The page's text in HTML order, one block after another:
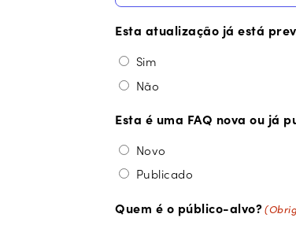
Esta atualização já está
Sim
Não
Esta é uma FAQ nova ou já
Novo
Publicado
Quem é o público-alvo?